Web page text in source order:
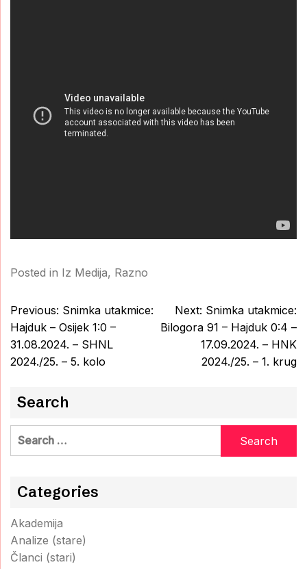
Posted in Iz Medija, Razno
Post
navigation
Previous: Snimka utakmice:
Hajduk – Osijek 1:0 –
31.08.2024. – SHNL
2024./25. – 5. kolo
Next: Snimka utakmice:
Bilogora 91 – Hajduk 0:4 –
17.09.2024. – HNK
2024./25. – 1. krug
Search
Search
Categories
Akademija
Analize (stare)
Članci (stari)